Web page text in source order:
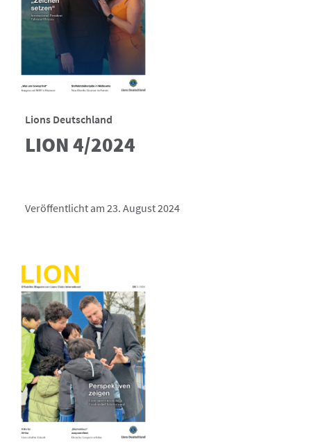
Lions Deutschland
LION 4/2024
Veröffentlicht am 23. August 2024